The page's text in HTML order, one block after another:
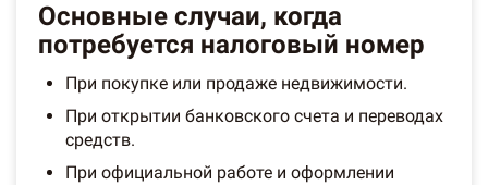
Основные случаи, когда
потребуется налоговый номер
При покупке или продаже недвижимости.
При открытии банковского счета и переводах
средств.
При официальной работе и оформлении